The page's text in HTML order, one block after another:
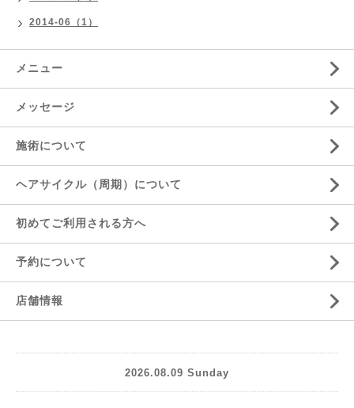
2014-06（1）
メニュー
メッセージ
施術について
ヘアサイクル（周期）について
初めてご利用される方へ
予約について
店舗情報
2026.08.09 Sunday